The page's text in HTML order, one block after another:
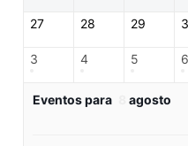
27 28 29
3 4 5 6
Eventos para agosto